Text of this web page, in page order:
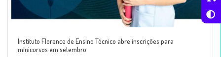
Instituto Florence de Ensino Técnico abre inscrições para
minicursos em setembro